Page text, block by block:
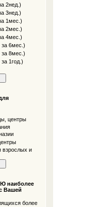
2нед.)
3нед.)
1мес.)
2мес.)
4мес.)
за 6мес.)
за 8мес.)
1год.)
центры
взрослых и
наиболее
Вашей
более